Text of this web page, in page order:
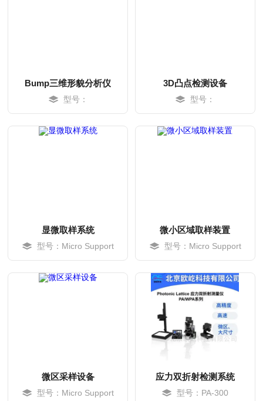
Bump三维形貌分析仪
型号：
3D凸点检测设备
型号：
显微取样系统
型号：Micro Support
微小区域取样装置
型号：Micro Support
微区采样设备
型号：Micro Support
应力双折射检测系统
型号：PA-300